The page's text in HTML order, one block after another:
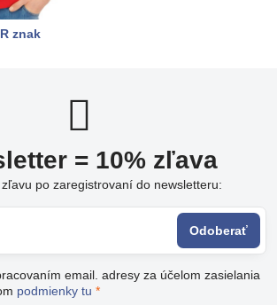
znak
= 10% zľava
po zaregistrovaní do newsletteru:
Odoberať
email. adresy za účelom zasielania
podmienky tu *